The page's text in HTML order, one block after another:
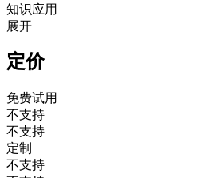
知识应用
展开
定价
免费试用
不支持
不支持
定制
不支持